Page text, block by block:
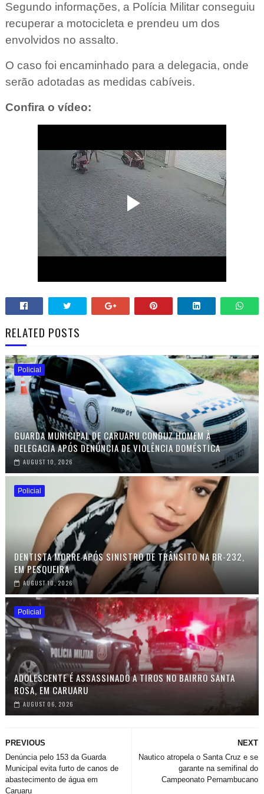
Segundo informações, a Polícia Militar conseguiu
recuperar a motocicleta e prendeu um dos
envolvidos no assalto.
O caso foi encaminhado para a delegacia, onde
serão adotadas as medidas cabíveis.
Confira o vídeo:
RELATED POSTS
Policial
GUARDA MUNICIPAL DE CARUARU CONDUZ HOMEM À
DELEGACIA APÓS DENÚNCIA DE VIOLÊNCIA DOMÉSTICA
AUGUST 10, 2026
Policial
DENTISTA MORRE APÓS SINISTRO DE TRÂNSITO NA BR-232,
EM PESQUEIRA
AUGUST 10, 2026
Policial
ADOLESCENTE É ASSASSINADO A TIROS NO BAIRRO SANTA
ROSA, EM CARUARU
AUGUST 06, 2026
NEXT
Nautico atropela o Santa Cruz e se
garante na semifinal do
Campeonato Pernambucano
PREVIOUS
Denúncia pelo 153 da Guarda
Municipal evita furto de canos de
abastecimento de água em
Caruaru